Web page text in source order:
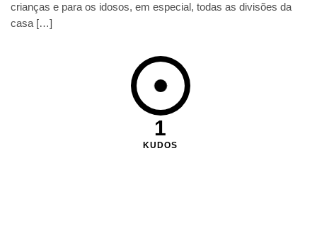
crianças e para os idosos, em especial, todas as divisões da
casa […]
1
KUDOS